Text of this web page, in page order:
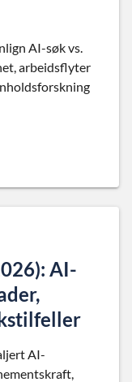
AI-søk vs.
arbeidsflyter
AI-
AI-